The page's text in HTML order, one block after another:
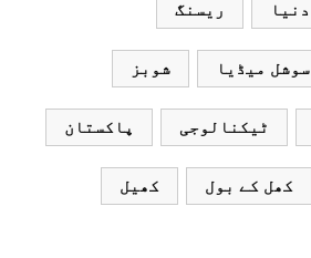
دنیا ریسنگ
سوشل میڈیا شوبز
ٹیکنالوجی پاکستان
کھل کے بول کھیل